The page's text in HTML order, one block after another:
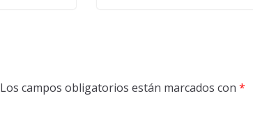
Los campos obligatorios están marcados con *